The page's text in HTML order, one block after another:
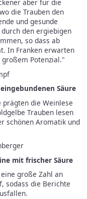
aber für die
die Trauben den
und gesunde
den ergiebigen
so dass ab
In Franken erwarten
großem Potenzial."
Säure
prägten die Weinlese
Trauben lesen
schönen Aromatik und
mit frischer Säure
große Zahl an
sodass die Berichte